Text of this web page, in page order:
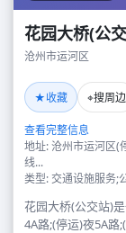
花园大桥(公
沧州市运河区
★收藏 ⌖搜周边
查看完整信息
地址: 沧州市运河区(
线...
类型: 交通设施服务;
花园大桥(公交站)
4A路;(停运)夜5A路